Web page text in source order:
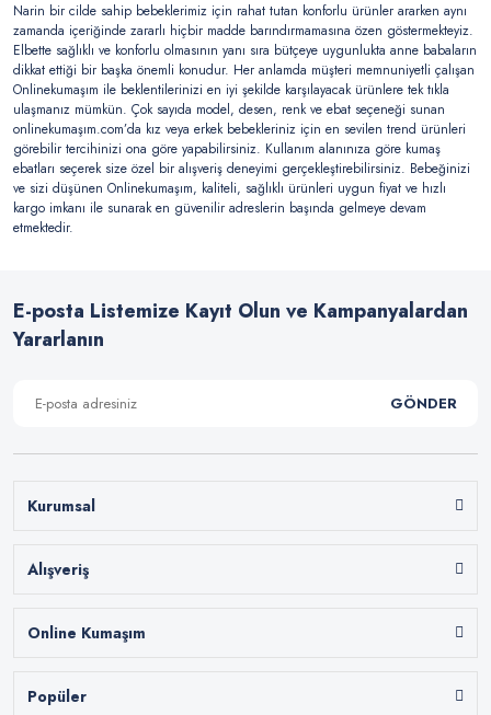
Narin bir cilde sahip bebeklerimiz için rahat tutan konforlu ürünler ararken aynı
zamanda içeriğinde zararlı hiçbir madde barındırmamasına özen göstermekteyiz.
Elbette sağlıklı ve konforlu olmasının yanı sıra bütçeye uygunlukta anne babaların
dikkat ettiği bir başka önemli konudur. Her anlamda müşteri memnuniyetli çalışan
Onlinekumaşım ile beklentilerinizi en iyi şekilde karşılayacak ürünlere tek tıkla
ulaşmanız mümkün. Çok sayıda model, desen, renk ve ebat seçeneği sunan
onlinekumaşım.com’da kız veya erkek bebekleriniz için en sevilen trend ürünleri
görebilir tercihinizi ona göre yapabilirsiniz. Kullanım alanınıza göre kumaş
ebatları seçerek size özel bir alışveriş deneyimi gerçekleştirebilirsiniz. Bebeğinizi
ve sizi düşünen Onlinekumaşım, kaliteli, sağlıklı ürünleri uygun fiyat ve hızlı
kargo imkanı ile sunarak en güvenilir adreslerin başında gelmeye devam
etmektedir.
E-posta Listemize Kayıt Olun ve Kampanyalardan
Yararlanın
GÖNDER
Kurumsal
Alışveriş
Online Kumaşım
Popüler